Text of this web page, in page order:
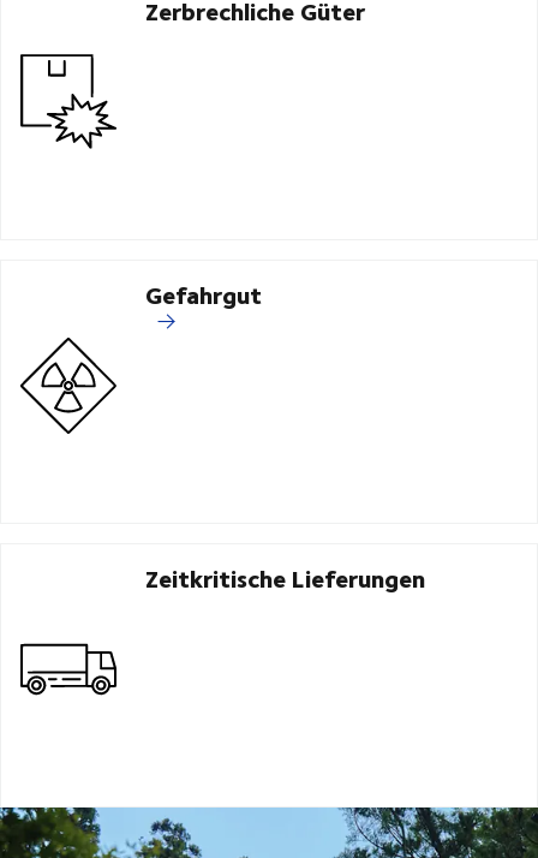
Zerbrechliche Güter
Gefahrgut
Zeitkritische Lieferungen